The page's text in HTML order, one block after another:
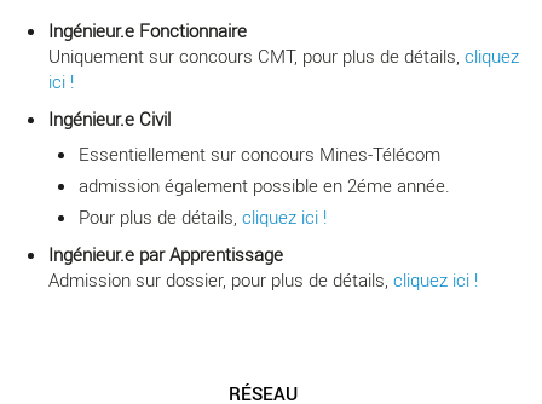
Ingénieur.e Fonctionnaire
Uniquement sur concours CMT, pour plus de détails, cliquez
ici !
Ingénieur.e Civil
Essentiellement sur concours Mines-Télécom
admission également possible en 2éme année.
Pour plus de détails, cliquez ici !
Ingénieur.e par Apprentissage
Admission sur dossier, pour plus de détails, cliquez ici !
RÉSEAU